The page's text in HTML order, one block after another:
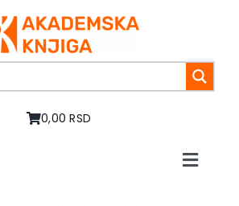
0,00 RSD
Toggle